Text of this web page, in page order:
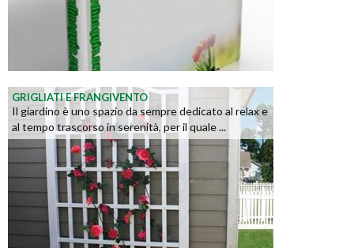
GRIGLIATI E FRANGIVENTO
Il giardino è uno spazio da sempre dedicato al relax e
al tempo trascorso in serenità, per il quale ...